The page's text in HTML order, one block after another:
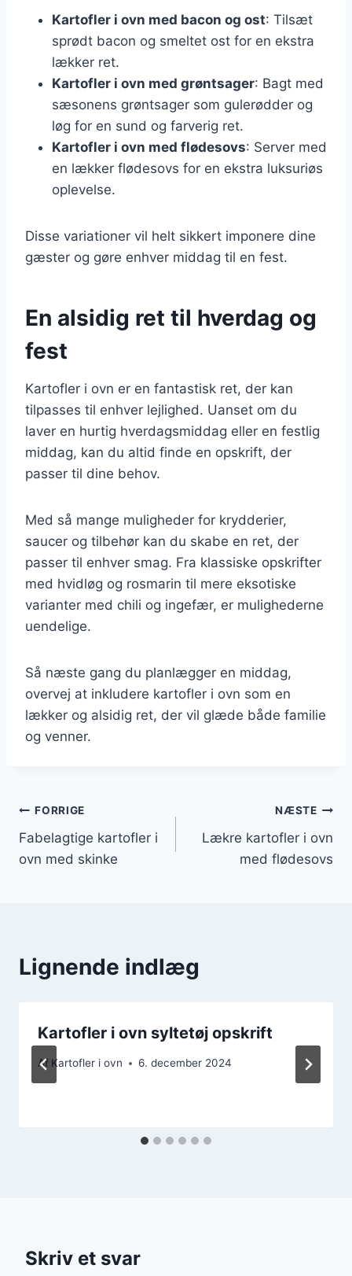
Kartofler i ovn med bacon og ost: Tilsæt
sprødt bacon og smeltet ost for en ekstra
lækker ret.
Kartofler i ovn med grøntsager: Bagt med
sæsonens grøntsager som gulerødder og
løg for en sund og farverig ret.
Kartofler i ovn med flødesovs: Server med
en lækker flødesovs for en ekstra luksuriøs
oplevelse.
Disse variationer vil helt sikkert imponere dine
gæster og gøre enhver middag til en fest.
En alsidig ret til hverdag og
fest
Kartofler i ovn er en fantastisk ret, der kan
tilpasses til enhver lejlighed. Uanset om du
laver en hurtig hverdagsmiddag eller en festlig
middag, kan du altid finde en opskrift, der
passer til dine behov.
Med så mange muligheder for krydderier,
saucer og tilbehør kan du skabe en ret, der
passer til enhver smag. Fra klassiske opskrifter
med hvidløg og rosmarin til mere eksotiske
varianter med chili og ingefær, er mulighederne
uendelige.
Så næste gang du planlægger en middag,
overvej at inkludere kartofler i ovn som en
lækker og alsidig ret, der vil glæde både familie
og venner.
Indlægsnavigation
FORRIGE
Fabelagtige kartofler i
ovn med skinke
NÆSTE
Lækre kartofler i ovn
med flødesovs
Lignende indlæg
Kartofler i ovn syltetøj opskrift
Af Kartofler i ovn 6. december 2024
Skriv et svar